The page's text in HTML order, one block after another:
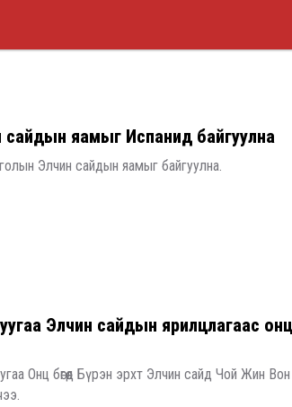
to
яамыг Испанид байгуулна
Элчин сайдын яамыг байгуулна.
Элчин сайдын ярилцлагаас
Онц бөгөөд Бүрэн эрхт Элчин сайд Чой Жин